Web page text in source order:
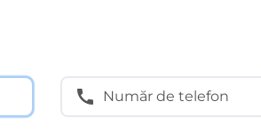
Număr de telefon